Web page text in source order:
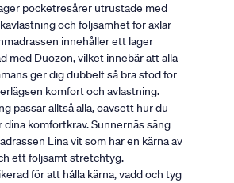
pocketresårer utrustade med
och följsamhet för axlar
innehåller ett lager
med Duozon, vilket innebär att alla
ger dig dubbelt så bra stöd för
komfort och avlastning.
passar alltså alla, oavsett hur du
komfortkrav. Sunnernäs säng
Lina vit som har en kärna av
ett följsamt stretchtyg.
för att hålla kärna, vadd och tyg